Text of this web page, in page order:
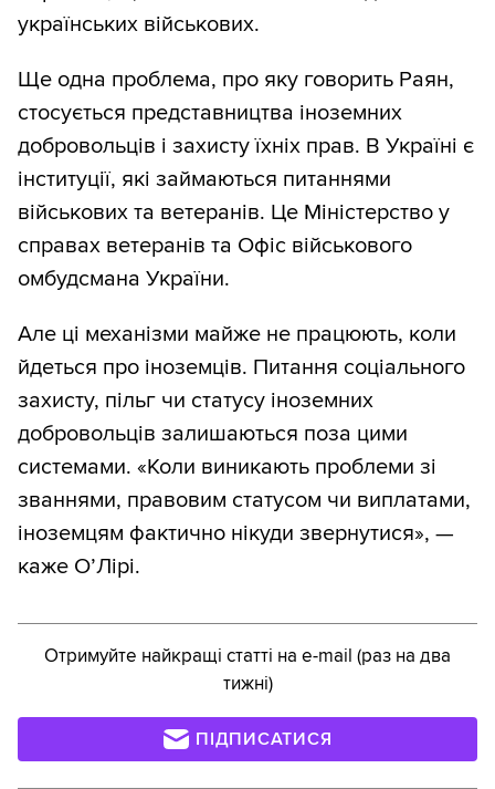
українських військових.
Ще одна проблема, про яку говорить Раян,
стосується представництва іноземних
добровольців і захисту їхніх прав. В Україні є
інституції, які займаються питаннями
військових та ветеранів. Це Міністерство у
справах ветеранів та Офіс військового
омбудсмана України.
Але ці механізми майже не працюють, коли
йдеться про іноземців. Питання соціального
захисту, пільг чи статусу іноземних
добровольців залишаються поза цими
системами. «Коли виникають проблеми зі
званнями, правовим статусом чи виплатами,
іноземцям фактично нікуди звернутися», —
каже О’Лірі.
Отримуйте найкращі статті на e-mail (раз на два
тижні)
ПІДПИСАТИСЯ